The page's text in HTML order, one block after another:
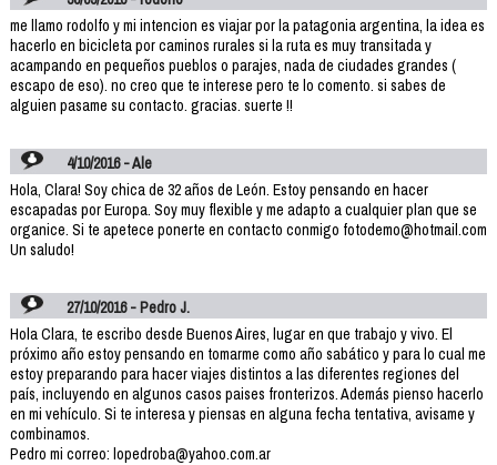
me llamo rodolfo y mi intencion es viajar por la patagonia argentina, la idea es
hacerlo en bicicleta por caminos rurales si la ruta es muy transitada y
acampando en pequeños pueblos o parajes, nada de ciudades grandes (
escapo de eso). no creo que te interese pero te lo comento. si sabes de
alguien pasame su contacto. gracias. suerte !!
4/10/2016 - Ale
Hola, Clara! Soy chica de 32 años de León. Estoy pensando en hacer
escapadas por Europa. Soy muy flexible y me adapto a cualquier plan que se
organice. Si te apetece ponerte en contacto conmigo fotodemo@hotmail.com
Un saludo!
27/10/2016 - Pedro J.
Hola Clara, te escribo desde Buenos Aires, lugar en que trabajo y vivo. El
próximo año estoy pensando en tomarme como año sabático y para lo cual me
estoy preparando para hacer viajes distintos a las diferentes regiones del
país, incluyendo en algunos casos paises fronterizos. Además pienso hacerlo
en mi vehículo. Si te interesa y piensas en alguna fecha tentativa, avisame y
combinamos.
Pedro mi correo: lopedroba@yahoo.com.ar